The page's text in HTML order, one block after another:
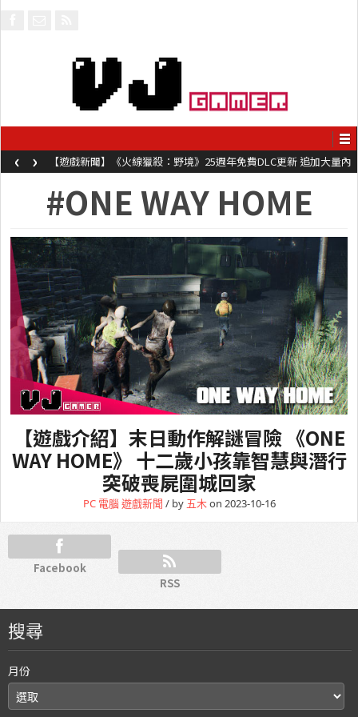
【遊戲新聞】《火線獵殺：野境》25週年免費DLC更新 追加大量內
容同時系舊作限時超平價折扣
‹ ›
#ONE WAY HOME
【遊戲介紹】末日動作解謎冒險 《ONE
WAY HOME》 十二歲小孩靠智慧與潛行
突破喪屍圍城回家
PC 電腦遊戲新聞 / by 五木on 2023-10-16
Facebook
RSS
搜尋
月份